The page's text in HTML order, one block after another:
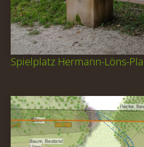
Spielplatz Hermann-Löns-